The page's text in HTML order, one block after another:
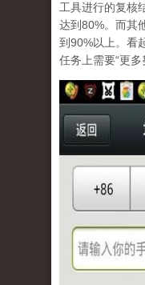
工具进行的复核
达到80%。而其
到90%以上。看
任务上需要“更多